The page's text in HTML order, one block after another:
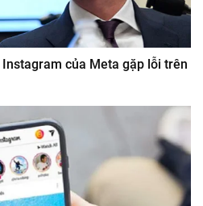
của Meta gặp lỗi trên